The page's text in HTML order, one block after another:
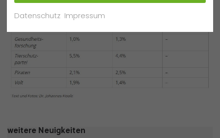
weitere Neuigkeiten
Datenschutz Impressum